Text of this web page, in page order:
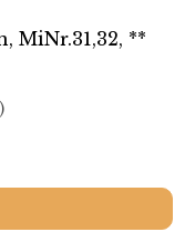
MiNr.31,32, **